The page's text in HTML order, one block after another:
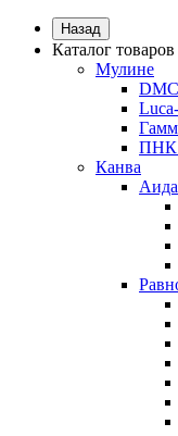
Назад
Каталог товаров
Мулине
DMC
ПНК
Канва
Аида